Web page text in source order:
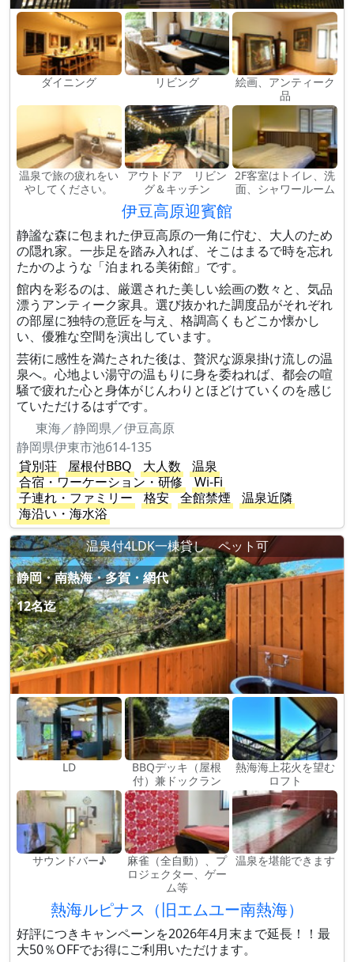
ダイニング リビング
絵画、アンティーク
品
温泉で旅の疲れをい
やしてください。
アウトドア リビン
グ＆キッチン
2F客室はトイレ、洗
面、シャワールーム
伊豆高原迎賓館
静謐な森に包まれた伊豆高原の一角に佇む、大人のため
の隠れ家。一歩足を踏み入れば、そこはまるで時を忘れ
たかのような「泊まれる美術館」です。
館内を彩るのは、厳選された美しい絵画の数々と、気品
漂うアンティーク家具。選び抜かれた調度品がそれぞれ
の部屋に独特の意匠を与え、格調高くもどこか懐かし
い、優雅な空間を演出しています。
芸術に感性を満たされた後は、贅沢な源泉掛け流しの温
泉へ。心地よい湯守の温もりに身を委ねれば、都会の喧
騒で疲れた心と身体がじんわりとほどけていくのを感じ
ていただけるはずです。
東海／静岡県／伊豆高原
静岡県伊東市池614-135
貸別荘
屋根付BBQ 大人数
温泉
合宿・ワーケーション・研修
Wi-Fi
子連れ・ファミリー
格安 全館禁煙
温泉近隣
海沿い・海水浴
温泉付4LDK一棟貸し ペット可
静岡・南熱海・多賀・網代
12名迄
LD
BBQデッキ（屋根
付）兼ドックラン
熱海海上花火を望む
ロフト
サウンドバー♪
麻雀（全自動）、プ
ロジェクター、ゲー
ム等
温泉を堪能できます
熱海ルピナス（旧エムユー南熱海）
好評につきキャンペーンを2026年4月末まで延長！！最
大50％OFFでお得にご利用いただけます。